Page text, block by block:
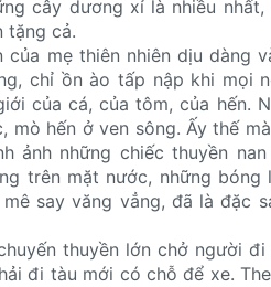
cây dương xỉ là nhiều
tặng cả.
mẹ thiên nhiên dịu dàng
chỉ ồn ào tấp nập khi mọi
của cá, của tôm, của hến.
mò hến ở ven sông. Ấy thế
ảnh những chiếc thuyền
trên mặt nước, những bóng
say văng vẳng, đã là đặc
thuyền lớn chở người
đi tàu mới có chỗ để xe.